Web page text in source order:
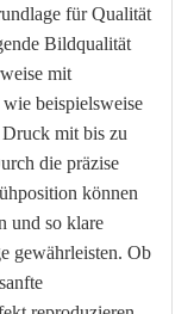
für Qualität
Bildqualität
mit
beispielsweise
mit bis zu
die präzise
können
und so klare
gewährleisten. Ob